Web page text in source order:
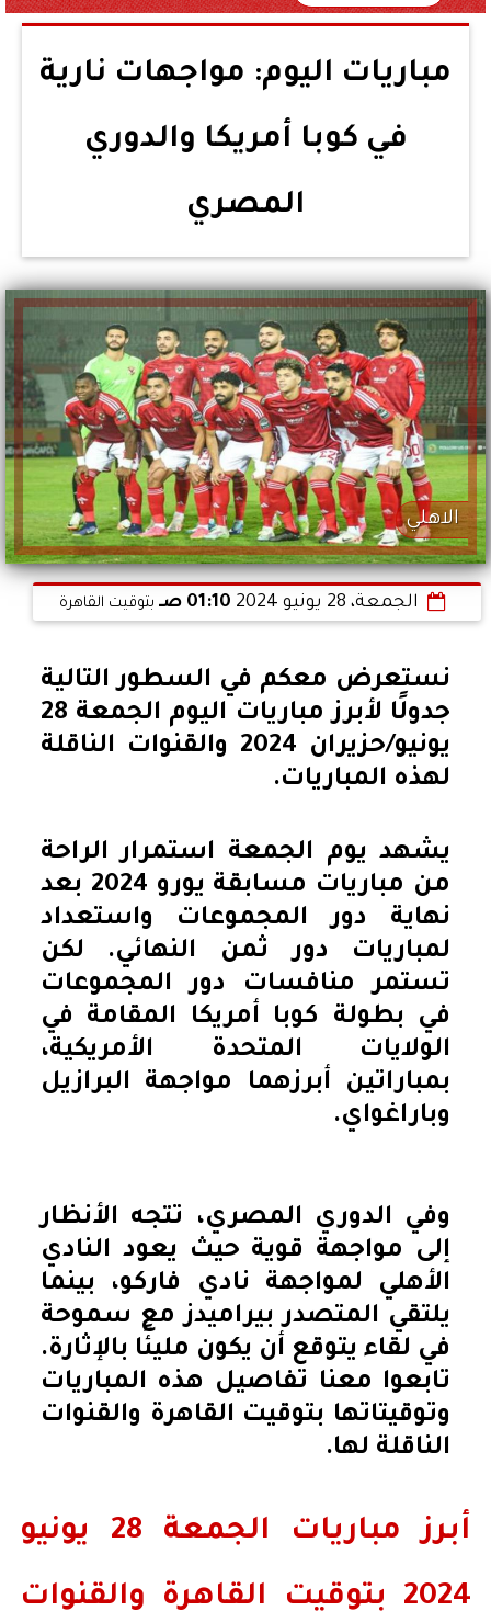
مباريات اليوم: مواجهات نارية
في كوبا أمريكا والدوري
المصري
الاهلي
الجمعة، 28 يونيو 2024 01:10 صـ بتوقيت القاهرة
نستعرض معكم في السطور التالية
جدولًا لأبرز مباريات اليوم الجمعة 28
يونيو/حزيران 2024 والقنوات الناقلة
لهذه المباريات.
يشهد يوم الجمعة استمرار الراحة
من مباريات مسابقة يورو 2024 بعد
نهاية دور المجموعات واستعداد
لمباريات دور ثمن النهائي. لكن
تستمر منافسات دور المجموعات
في بطولة كوبا أمريكا المقامة في
الولايات المتحدة الأمريكية،
بمباراتين أبرزهما مواجهة البرازيل
وباراغواي.
وفي الدوري المصري، تتجه الأنظار
إلى مواجهة قوية حيث يعود النادي
الأهلي لمواجهة نادي فاركو، بينما
يلتقي المتصدر بيراميدز مع سموحة
في لقاء يتوقع أن يكون مليئًا بالإثارة.
تابعوا معنا تفاصيل هذه المباريات
وتوقيتاتها بتوقيت القاهرة والقنوات
الناقلة لها.
أبرز مباريات الجمعة 28 يونيو
2024 بتوقيت القاهرة والقنوات